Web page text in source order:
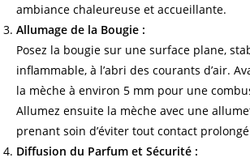
ambiance chaleureuse et accueillante.
Allumage de la Bougie :
Posez la bougie sur une surface plane,
inflammable, à l’abri des courants d’air.
la mèche à environ 5 mm pour une
Allumez ensuite la mèche avec une
prenant soin d’éviter tout contact
Diffusion du Parfum et Sécurité :